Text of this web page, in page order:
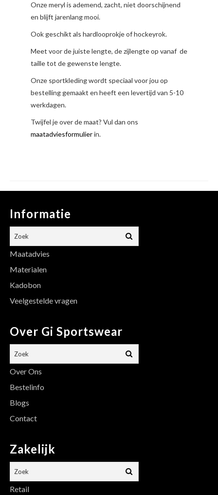
Onze meryl is ademend, zacht, niet doorschijnend
en blijft jarenlang mooi.
Ook geschikt als hardlooprokje of hockeyrok.
Meet voor de juiste lengte, de zijlengte op vanaf de
taille tot de gewenste lengte.
Onze sportkleding wordt speciaal voor jou op
bestelling gemaakt en heeft een levertijd van 5-10
werkdagen.
Twijfel je over de maat? Vul dan ons
maatadviesformulierin.
Informatie
Maatadvies
Materialen
Kadobon
Veelgestelde vragen
Over Gi Sportswear
Over Ons
Bestelinfo
Blogs
Contact
Zakelijk
Retail